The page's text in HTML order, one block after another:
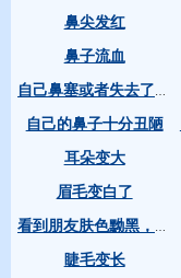
鼻尖发红
鼻子流血
自己的鼻子十分丑陋
耳朵变大
眉毛变白了
睫毛变长